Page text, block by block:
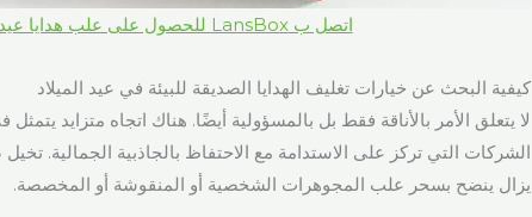
اتصل ب LansBox للحصول على علب هدايا عيد الميلاد المخصصة
كيفية البحث عن خيارات تغليف الهدايا الصديقة للبيئة في عيد الميلاد
لا يتعلق الأمر بالأناقة فقط بل بالمسؤولية أيضًا. هناك اتجاه متزايد
الشركات التي تركز على الاستدامة مع الاحتفاظ بالجاذبية الجمالية.
يزال ينضح بسحر علب المجوهرات الشخصية أو المنقوشة أو المخصصة.